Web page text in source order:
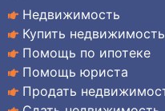
Недвижимость
Купить недвижимость
Помощь по ипотеке
Помощь юриста
Продать